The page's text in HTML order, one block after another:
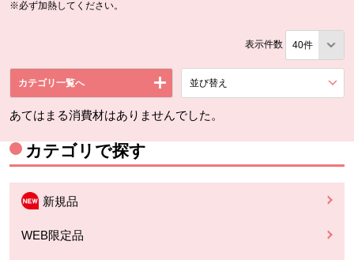
※必ず加熱してください。
表示件数
カテゴリ一覧へ 並び替え
あてはまる消費材はありませんでした。
カテゴリで探す
新規品
WEB限定品